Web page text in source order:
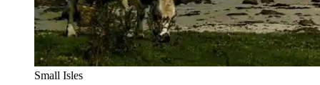
Small Isles